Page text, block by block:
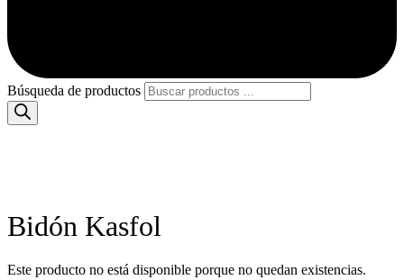
Búsqueda de productos
Bidón Kasfol
Este producto no está disponible porque no quedan existencias.